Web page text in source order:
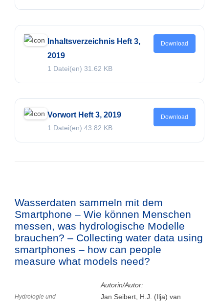
Inhaltsverzeichnis Heft 3,
2019
1 Datei(en) 31.62 KB
Download
Vorwort Heft 3, 2019
1 Datei(en) 43.82 KB
Download
Wasserdaten sammeln mit dem
Smartphone – Wie können Menschen
messen, was hydrologische Modelle
brauchen? – Collecting water data using
smartphones – how can people
measure what models need?
Hydrologie und
Autorin/Autor:
Jan Seibert, H.J. (Ilja) van